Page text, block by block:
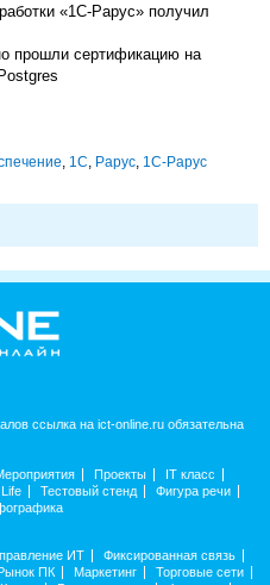
«1С-Рарус» получил
прошли сертификацию на
, 1С, Рарус, 1С-Рарус
ссылка на ict-online.ru обязательна
Проекты
IT класс
Тестовый стенд
Фигура речи
ИТ
Фиксированная связь
ПК Маркетинг
Торговые сети